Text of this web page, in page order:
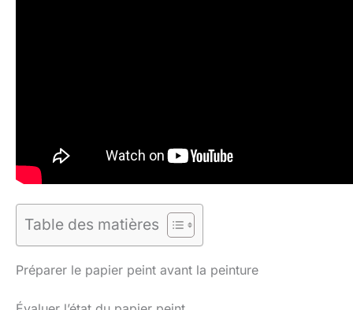
Table des matières
Préparer le papier peint avant la peinture